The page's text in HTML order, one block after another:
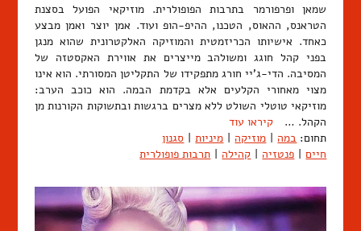
שמאן ופרפורמר בתרבות הפופולרית. מוזיקאי הפועל בסצנת
הטראנס, ההאוס, הטכנו, ההיפ-הופ ועוד. אמן יוצר ואמן מבצע
כאחד. אישיותו הכריזמטית והמוזיקה האלקטרונית שהוא מנגן
בפני קהל חוגג ומשולהב מייצרים את אווירת האקסטזה של
המסיבה. הדי-ג'יי חורג מתפקידו של התקליטן המסורתי. הוא אינו
מצוי מאחורי הקלעים אלא בקדמת הבמה. הוא כוכב הערב:
מוזיקאי טוטלי השולט ללא מצרים ברגשות ובתשוקות הקורנות מן
הקהל. … קיראו עוד
תחום: במה | מוזיקה | מיניות | סגנון
חיים | פנטזיה | קהילה | תרבות פופולרית